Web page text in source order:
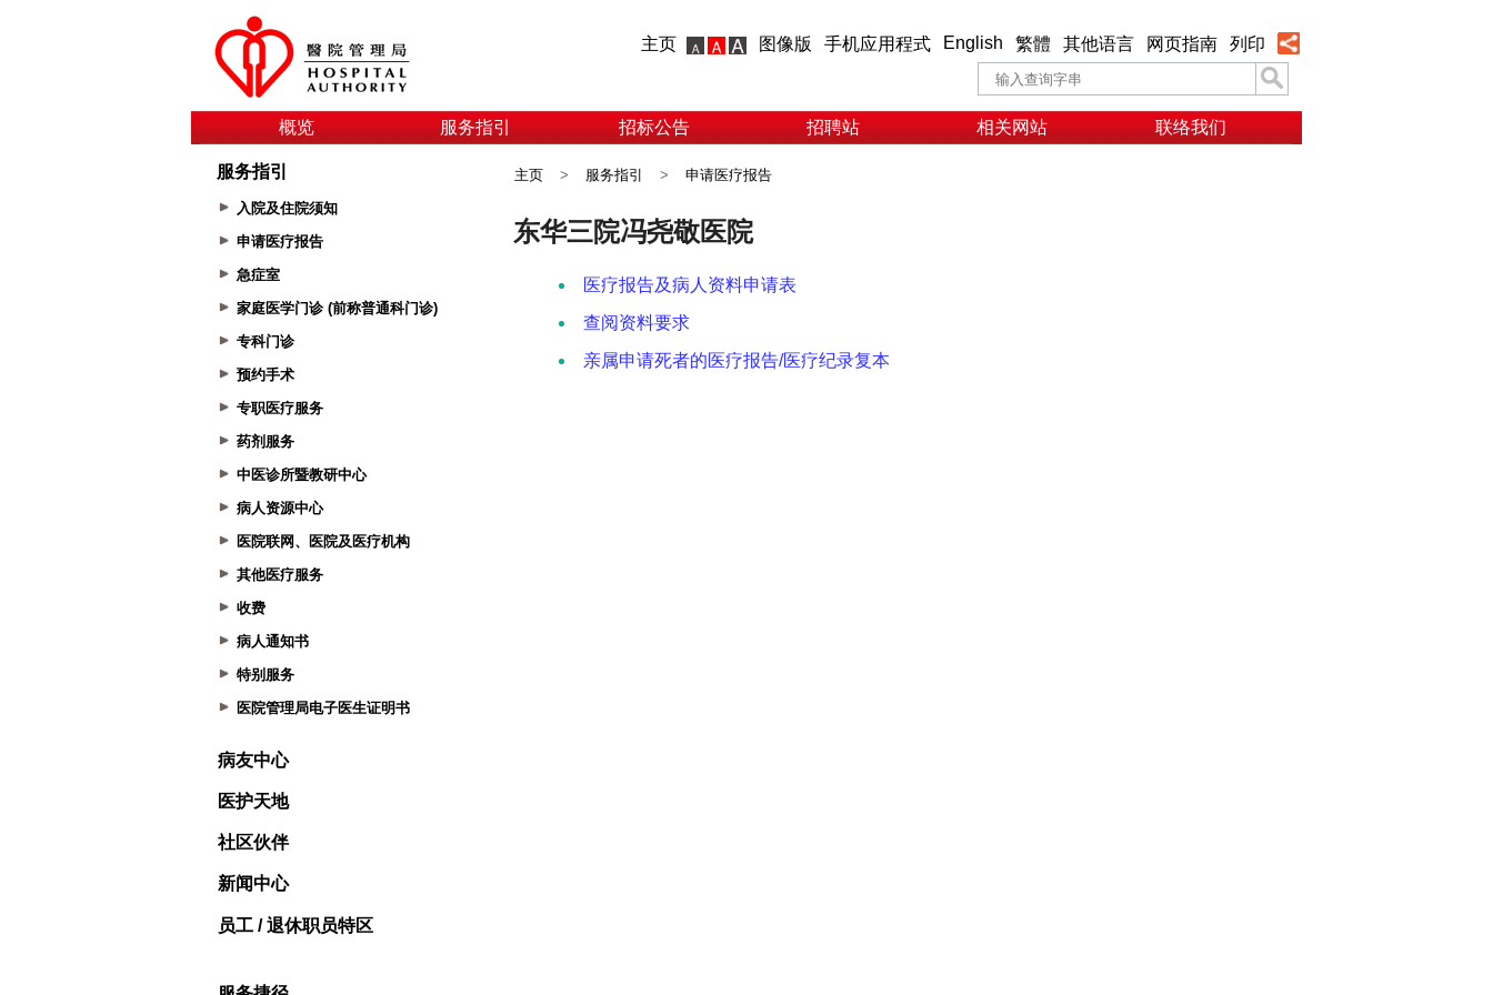
主页 图像版 手机应用程式 English 繁體 其他语言 网页指南 列印
概览 服务指引 招标公告 招聘站 相关网站 联络我们
服务指引
入院及住院须知
申请医疗报告
急症室
家庭医学门诊 (前称普通科门诊)
专科门诊
预约手术
专职医疗服务
药剂服务
中医诊所暨教研中心
病人资源中心
医院联网、医院及医疗机构
其他医疗服务
收费
病人通知书
特别服务
医院管理局电子医生证明书
病友中心
医护天地
社区伙伴
新闻中心
员工 / 退休职员特区
主页 > 服务指引 > 申请医疗报告